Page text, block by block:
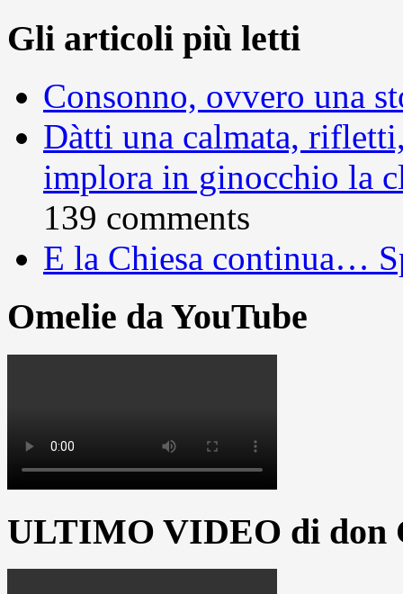
Gli articoli più letti
Consonno, ovvero una
Dàtti una calmata,
implora in ginocchio la
139 comments
E la Chiesa continua…
Omelie da YouTube
ULTIMO VIDEO di don